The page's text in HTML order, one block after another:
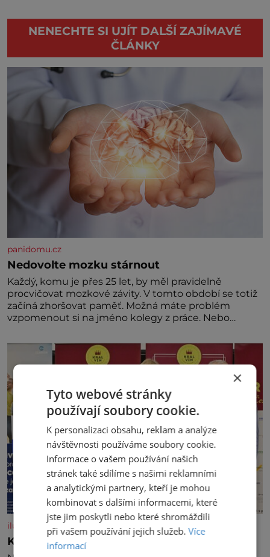
NENECHTE SI UJÍT DALŠÍ ZAJÍMAVÉ
ČLÁNKY
panidomu.cz
Nedovolte mozku stárnout
Každý, komu je přes 25 let, by měl pravidelně
procvičovat mozkové závity. V tomto období se totiž
začíná zhoršovat paměť. Možná máte problém
vzpomenout si na jméno kolegy z práce. Nebo
nedávno přečetli. Je to opravdu tak, s věkem jako
kdyby se paměť rozhodla stávkovat. Cvičte
iluxus.cz
Král vín začíná třetí dekádu
×
Tyto webové stránky
používají soubory cookie.
K personalizaci obsahu, reklam a analýze
návštěvnosti používáme soubory cookie.
Informace o vašem používání našich
stránek také sdílíme s našimi reklamními
a analytickými partnery, kteří je mohou
kombinovat s dalšími informacemi, které
jste jim poskytli nebo které shromáždili
při vašem používání jejich služeb.Více
informací